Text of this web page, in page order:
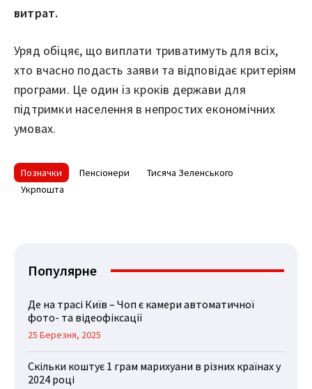
витрат.
Уряд обіцяє, що виплати триватимуть для всіх,
хто вчасно подасть заяви та відповідає критеріям
програми. Це один із кроків держави для
підтримки населення в непростих економічних
умовах.
Позначки Пенсіонери
Тисяча Зеленського
Укрпошта
Популярне
Де на трасі Київ – Чоп є камери автоматичної
фото- та відеофіксації
25 Березня, 2025
Скільки коштує 1 грам марихуани в різних країнах у
2024 році